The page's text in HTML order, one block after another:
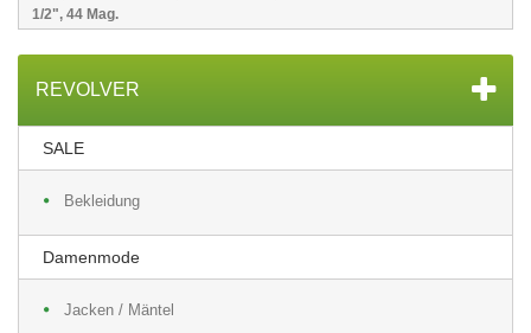
1/2", 44 Mag.
REVOLVER
SALE
Bekleidung
Damenmode
Jacken / Mäntel